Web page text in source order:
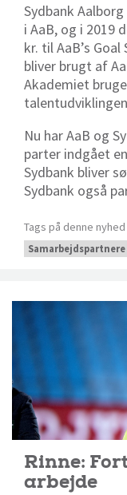
Sydbank
i AaB, og i 2019
kr. til AaB’s
bliver brugt af
Akademiet
Nu har AaB og
parter indgået
Sydbank bliver
Sydbank også
Tags på denne nyhed
Samarbejdspartnere
Rinne:
arbejde